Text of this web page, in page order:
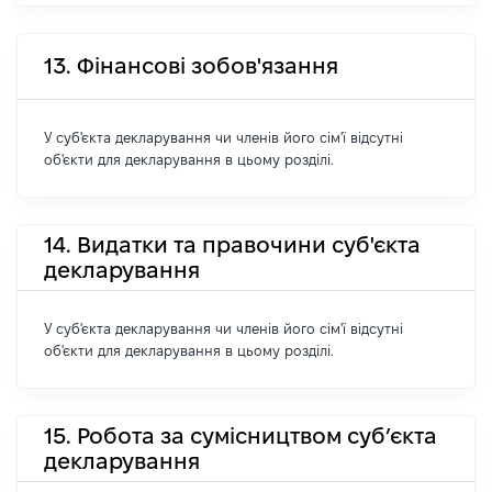
13. Фінансові зобов'язання
У суб'єкта декларування чи членів його сім'ї відсутні
об'єкти для декларування в цьому розділі.
14. Видатки та правочини суб'єкта
декларування
У суб'єкта декларування чи членів його сім'ї відсутні
об'єкти для декларування в цьому розділі.
15. Робота за сумісництвом суб’єкта
декларування